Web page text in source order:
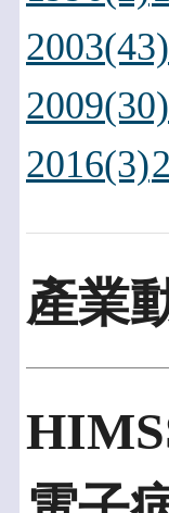
2003(43)
2009(30)
2016(3)
產業